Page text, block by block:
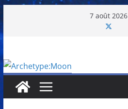
au
7 août 2026